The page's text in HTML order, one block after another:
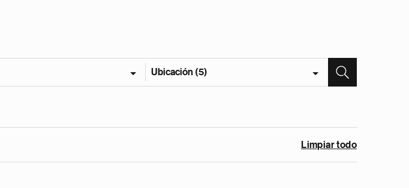
Ubicación (5)
Limpiar todo